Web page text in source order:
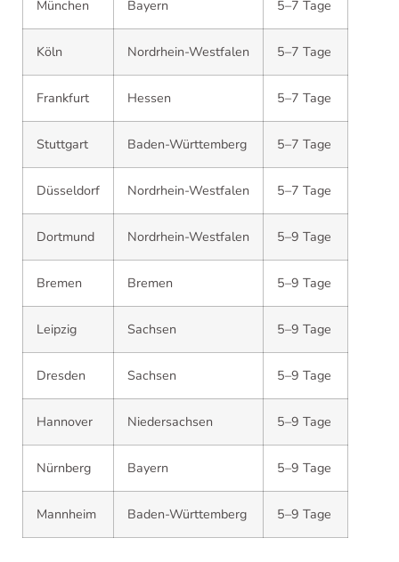
München Bayern 5–7 Tage
Köln Nordrhein-Westfalen 5–7 Tage
Frankfurt Hessen 5–7 Tage
Stuttgart Baden-Württemberg 5–7 Tage
Düsseldorf Nordrhein-Westfalen 5–7 Tage
Dortmund Nordrhein-Westfalen 5–9 Tage
Bremen Bremen 5–9 Tage
Leipzig Sachsen 5–9 Tage
Dresden Sachsen 5–9 Tage
Hannover Niedersachsen 5–9 Tage
Nürnberg Bayern 5–9 Tage
Mannheim Baden-Württemberg 5–9 Tage